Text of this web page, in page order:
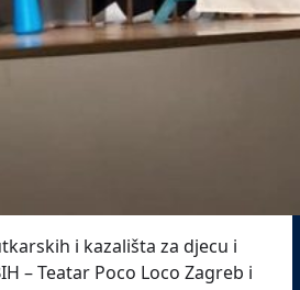
i kazališta za djecu i
– Teatar Poco Loco Zagreb i